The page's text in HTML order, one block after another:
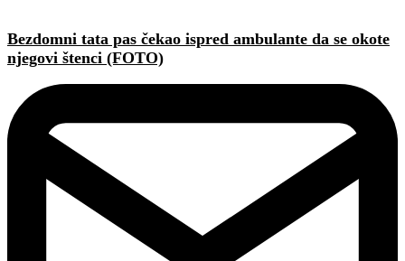
Bezdomni tata pas čekao ispred ambulante da se okote
njegovi štenci (FOTO)